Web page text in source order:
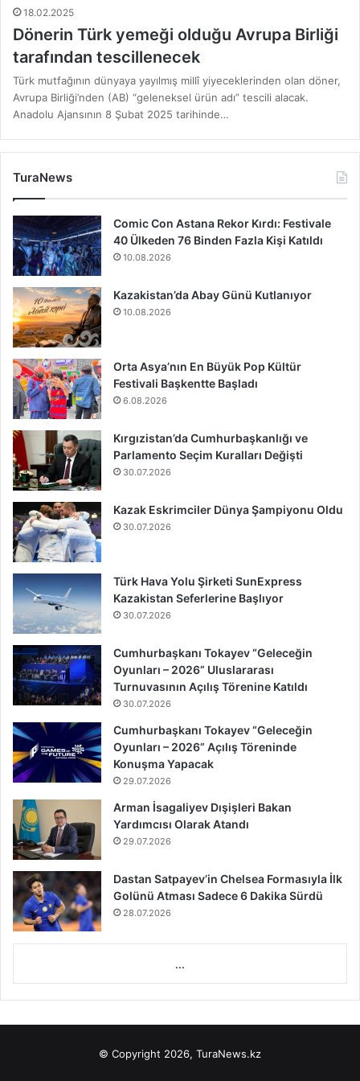
18.02.2025
Dönerin Türk yemeği olduğu Avrupa Birliği
tarafından tescillenecek
Türk mutfağının dünyaya yayılmış millî yiyeceklerinden olan döner,
Avrupa Birliği’nden (AB) “geleneksel ürün adı” tescili alacak.
Anadolu Ajansının 8 Şubat 2025 tarihinde…
TuraNews
Comic Con Astana Rekor Kırdı: Festivale
40 Ülkeden 76 Binden Fazla Kişi Katıldı
10.08.2026
Kazakistan’da Abay Günü Kutlanıyor
10.08.2026
Orta Asya’nın En Büyük Pop Kültür
Festivali Başkentte Başladı
6.08.2026
Kırgızistan’da Cumhurbaşkanlığı ve
Parlamento Seçim Kuralları Değişti
30.07.2026
Kazak Eskrimciler Dünya Şampiyonu Oldu
30.07.2026
Türk Hava Yolu Şirketi SunExpress
Kazakistan Seferlerine Başlıyor
30.07.2026
Cumhurbaşkanı Tokayev “Geleceğin
Oyunları – 2026” Uluslararası
Turnuvasının Açılış Törenine Katıldı
30.07.2026
Cumhurbaşkanı Tokayev “Geleceğin
Oyunları – 2026” Açılış Töreninde
Konuşma Yapacak
29.07.2026
Arman İsagaliyev Dışişleri Bakan
Yardımcısı Olarak Atandı
29.07.2026
Dastan Satpayev’in Chelsea Formasıyla İlk
Golünü Atması Sadece 6 Dakika Sürdü
28.07.2026
...
© Copyright 2026, TuraNews.kz